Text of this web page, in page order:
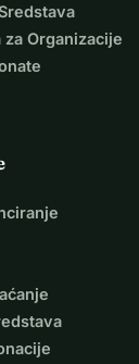
Organizacije